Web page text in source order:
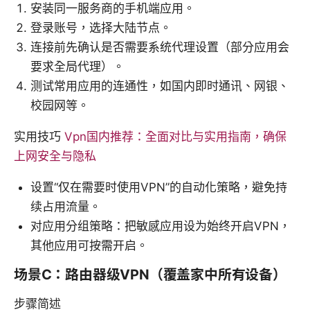
安装同一服务商的手机端应用。
登录账号，选择大陆节点。
连接前先确认是否需要系统代理设置（部分应用会
要求全局代理）。
测试常用应用的连通性，如国内即时通讯、网银、
校园网等。
实用技巧 Vpn国内推荐：全面对比与实用指南，确保
上网安全与隐私
设置“仅在需要时使用VPN”的自动化策略，避免持
续占用流量。
对应用分组策略：把敏感应用设为始终开启VPN，
其他应用可按需开启。
场景C：路由器级VPN（覆盖家中所有设备）
步骤简述